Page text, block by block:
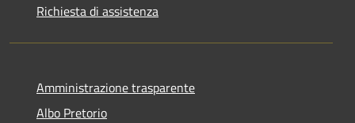
Richiesta di assistenza
Amministrazione trasparente
Albo Pretorio